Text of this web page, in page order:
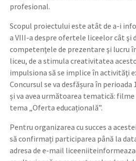
profesional.
Scopul proiectului este atât de a-i
a VIII-a despre ofertele liceelor cât şi
competenţele de prezentare şi lucru
liceu, de a stimula creativitatea
impulsiona să se implice în activităţi
Concursul se va desfășura în perioada
și va avea următoarea tematică:
tema „Oferta educațională”.
Pentru organizarea cu succes a
să confirmați participarea până la
adresa de e-mail